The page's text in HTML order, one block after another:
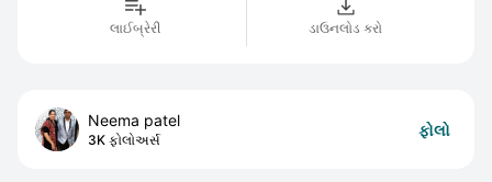
લાઈબ્રેરી ડાઉનલોડ કરો
Neema patel
3K ફોલોઅર્સ
ફોલો